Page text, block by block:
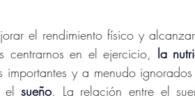
el rendimiento físico y
centrarnos en el ejercicio, la
importantes y a menudo
el sueño. La relación entre el